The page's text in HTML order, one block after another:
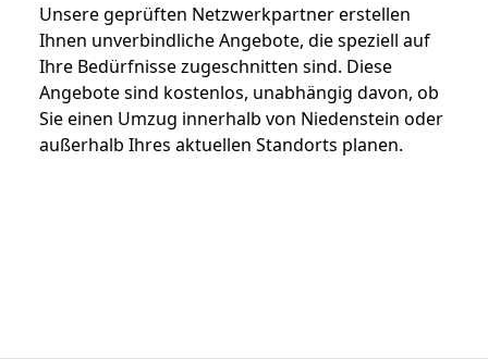
Unsere geprüften Netzwerkpartner erstellen
Ihnen unverbindliche Angebote, die speziell auf
Ihre Bedürfnisse zugeschnitten sind. Diese
Angebote sind kostenlos, unabhängig davon, ob
Sie einen Umzug innerhalb von Niedenstein oder
außerhalb Ihres aktuellen Standorts planen.